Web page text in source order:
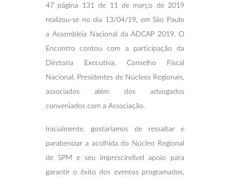
47 página 131 de 11 de março de 2019
realizou-se no dia 13/04/19, em São Paulo
a Assembleia Nacional da ADCAP 2019. O
Encontro contou com a participação da
Diretoria Executiva, Conselho Fiscal
Nacional, Presidentes de Núcleos Regionais,
associados além dos advogados
conveniados com a Associação.
Inicialmente, gostaríamos de ressaltar e
parabenizar a acolhida do Núcleo Regional
de SPM e seu imprescindível apoio para
garantir o êxito dos eventos programados,